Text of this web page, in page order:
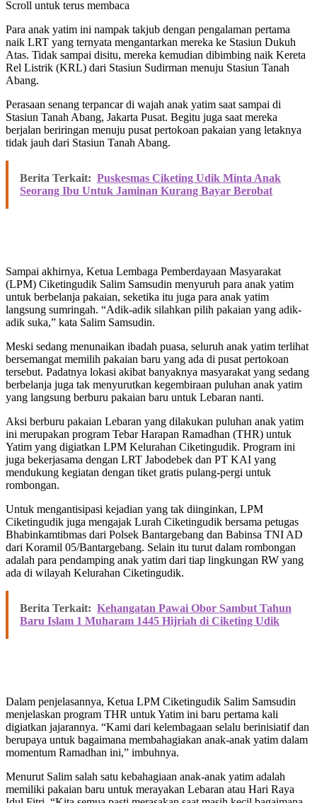
Scroll untuk terus membaca
Para anak yatim ini nampak takjub dengan pengalaman pertama
naik LRT yang ternyata mengantarkan mereka ke Stasiun Dukuh
Atas. Tidak sampai disitu, mereka kemudian dibimbing naik Kereta
Rel Listrik (KRL) dari Stasiun Sudirman menuju Stasiun Tanah
Abang.
Perasaan senang terpancar di wajah anak yatim saat sampai di
Stasiun Tanah Abang, Jakarta Pusat. Begitu juga saat mereka
berjalan beriringan menuju pusat pertokoan pakaian yang letaknya
tidak jauh dari Stasiun Tanah Abang.
Berita Terkait: Puskesmas Ciketing Udik Minta Anak
Seorang Ibu Untuk Jaminan Kurang Bayar Berobat
Sampai akhirnya, Ketua Lembaga Pemberdayaan Masyarakat
(LPM) Ciketingudik Salim Samsudin menyuruh para anak yatim
untuk berbelanja pakaian, seketika itu juga para anak yatim
langsung sumringah. “Adik-adik silahkan pilih pakaian yang adik-
adik suka,” kata Salim Samsudin.
Meski sedang menunaikan ibadah puasa, seluruh anak yatim terlihat
bersemangat memilih pakaian baru yang ada di pusat pertokoan
tersebut. Padatnya lokasi akibat banyaknya masyarakat yang sedang
berbelanja juga tak menyurutkan kegembiraan puluhan anak yatim
yang langsung berburu pakaian baru untuk Lebaran nanti.
Aksi berburu pakaian Lebaran yang dilakukan puluhan anak yatim
ini merupakan program Tebar Harapan Ramadhan (THR) untuk
Yatim yang digiatkan LPM Kelurahan Ciketingudik. Program ini
juga bekerjasama dengan LRT Jabodebek dan PT KAI yang
mendukung kegiatan dengan tiket gratis pulang-pergi untuk
rombongan.
Untuk mengantisipasi kejadian yang tak diinginkan, LPM
Ciketingudik juga mengajak Lurah Ciketingudik bersama petugas
Bhabinkamtibmas dari Polsek Bantargebang dan Babinsa TNI AD
dari Koramil 05/Bantargebang. Selain itu turut dalam rombongan
adalah para pendamping anak yatim dari tiap lingkungan RW yang
ada di wilayah Kelurahan Ciketingudik.
Berita Terkait: Kehangatan Pawai Obor Sambut Tahun
Baru Islam 1 Muharam 1445 Hijriah di Ciketing Udik
Dalam penjelasannya, Ketua LPM Ciketingudik Salim Samsudin
menjelaskan program THR untuk Yatim ini baru pertama kali
digiatkan jajarannya. “Kami dari kelembagaan selalu berinisiatif dan
berupaya untuk bagaimana membahagiakan anak-anak yatim dalam
momentum Ramadhan ini,” imbuhnya.
Menurut Salim salah satu kebahagiaan anak-anak yatim adalah
memiliki pakaian baru untuk merayakan Lebaran atau Hari Raya